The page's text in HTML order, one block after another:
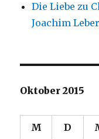
Die Liebe zu
Joachim
Oktober 2015
M D